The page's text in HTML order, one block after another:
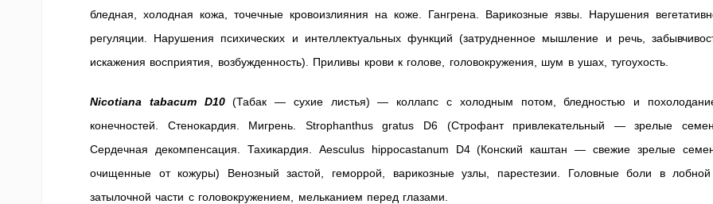
бледная, холодная кожа, точечные кровоизлияния на коже. Гангрена. Варикозные язвы. Нарушения
регуляции. Нарушения психических и интеллектуальных функций (затрудненное мышление и речь,
искажения восприятия, возбужденность). Приливы крови к голове, головокружения, шум в ушах, тугоухость.
Nicotiana tabacum D10(Табак — сухие листья) — коллапс с холодным потом, бледностью и
конечностей. Стенокардия. Мигрень. Strophanthus gratus D6 (Строфант привлекательный — зрелые
Сердечная декомпенсация. Тахикардия. Aesculus hippocastanum D4 (Конский каштан — свежие зрелые
очищенные от кожуры) Венозный застой, геморрой, варикозные узлы, парестезии. Головные боли в
затылочной части с головокружением, мельканием перед глазами.